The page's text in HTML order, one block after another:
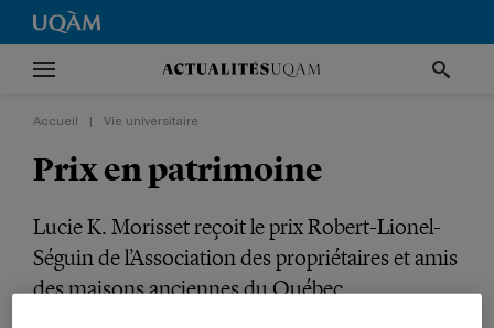
Accueil Vie universitaire
Prix en patrimoine
Lucie K. Morisset reçoit le prix Robert-Lionel-
Séguin de l’Association des propriétaires et amis
des maisons anciennes du Québec.